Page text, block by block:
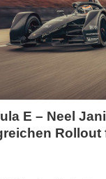
E – Neel
Rollout